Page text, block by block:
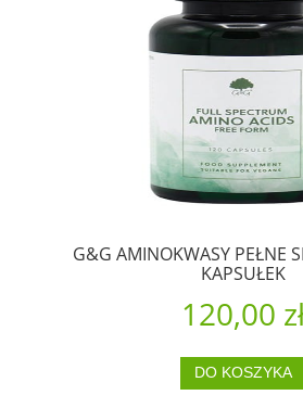
G&G AMINOKWASY PEŁNE
KAPSUŁEK
120,00
DO KOSZYKA